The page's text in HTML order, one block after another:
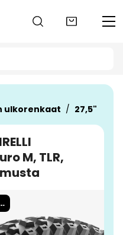
ulkorenkaat 27,5"
M, TLR,
nyt meiltä!